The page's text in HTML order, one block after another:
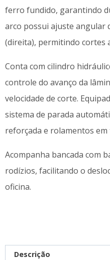
ferro fundido, garantindo
arco possui ajuste angular
(direita), permitindo cortes
Conta com cilindro
controle do avanço da
velocidade de corte.
sistema de parada
reforçada e rolamentos em
Acompanha bancada com
rodízios, facilitando o
oficina.
Descrição